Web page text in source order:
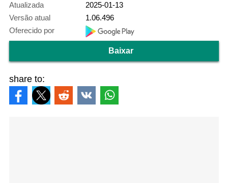
Atualizada
2025-01-13
Versão atual
1.06.496
Oferecido por
Baixar
share to: